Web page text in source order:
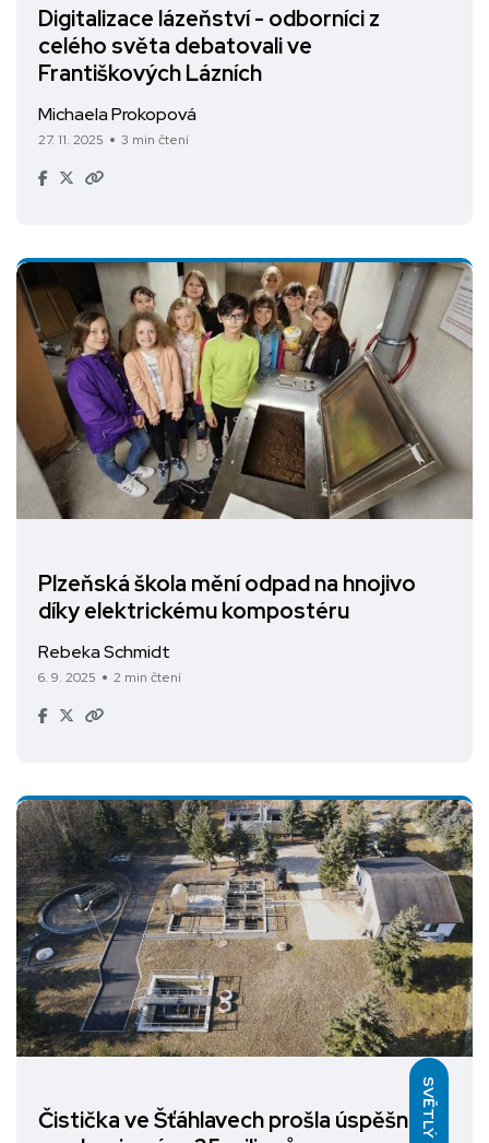
SVĚTLÝ
Digitalizace lázeňství - odborníci z
celého světa debatovali ve
Františkových Lázních
Michaela Prokopová
27. 11. 2025 3 min čtení
Plzeňská škola mění odpad na hnojivo
díky elektrickému kompostéru
Rebeka Schmidt
6. 9. 2025 2 min čtení
Čistička ve Šťáhlavech prošla úspěšnou